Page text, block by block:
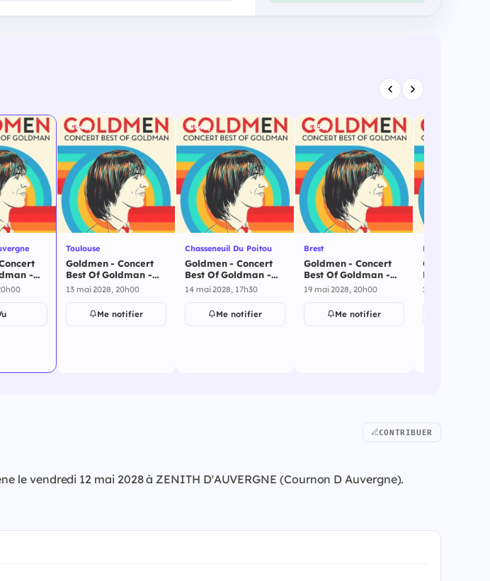
-
644j
Toulouse
Goldmen - Concert
Best Of Goldman -
Goldmen - Best Of
Goldman - Toulouse -
13 mai 2028
13 mai 2028, 20h00
Me notifier
644j
Chasseneuil Du Poitou
Goldmen - Concert
Best Of Goldman -
Chasseneuil Du
Poitou - 14 mai 2028
14 mai 2028, 17h30
Me notifier
650j
Brest
Goldmen - Concert
Best Of Goldman -
Brest - 19 mai 2028
19 mai 2028, 20h00
Me notifier
Espace Mayenne
Goldmen -
Mayenne - 20
2028
20 mai 2028
CONTRIBUER
le vendredi 12 mai 2028 à ZENITH D'AUVERGNE (Cournon D Auvergne).